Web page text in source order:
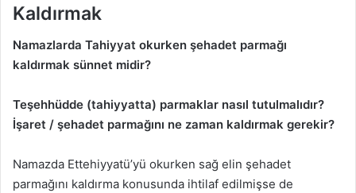
Kaldırmak
Namazlarda Tahiyyat okurken şehadet parmağı
kaldırmak sünnet midir?
Teşehhüdde (tahiyyatta) parmaklar nasıl tutulmalıdır?
İşaret / şehadet parmağını ne zaman kaldırmak gerekir?
Namazda Ettehiyyatü’yü okurken sağ elin şehadet
parmağını kaldırma konusunda ihtilaf edilmişse de